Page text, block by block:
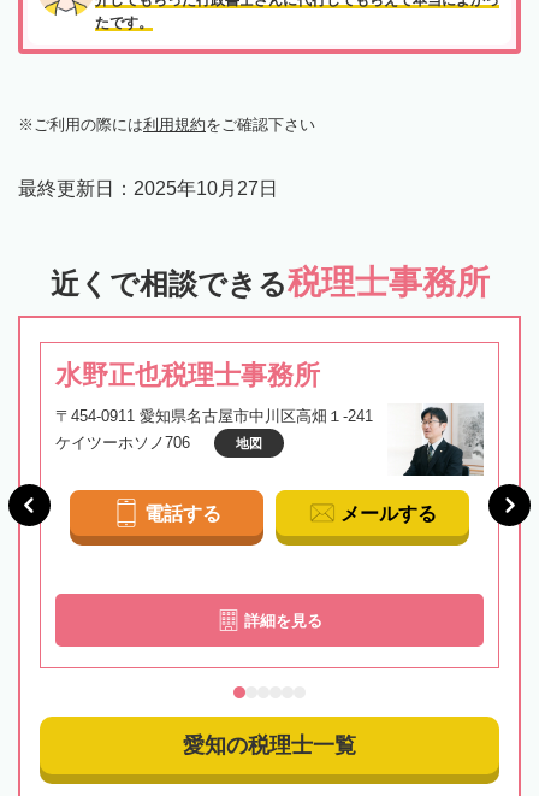
たです。
ご利用の際には利用規約をご確認下さい
最終更新日： 2025年10月27日
近くで相談できる税理士事務所
水野正也税理士事務所
〒454-0911 愛知県名古屋市中川区高畑１-241
ケイツーホソノ706
地図
電話する メールする
詳細を見る
愛知の税理士一覧